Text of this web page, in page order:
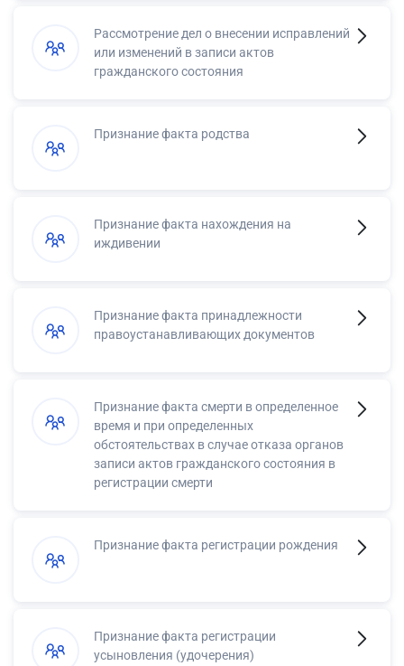
Рассмотрение дел о внесении исправлений
или изменений в записи актов
гражданского состояния
Признание факта родства
Признание факта нахождения на
иждивении
Признание факта принадлежности
правоустанавливающих документов
Признание факта смерти в определенное
время и при определенных
обстоятельствах в случае отказа органов
записи актов гражданского состояния в
регистрации смерти
Признание факта регистрации рождения
Признание факта регистрации
усыновления (удочерения)